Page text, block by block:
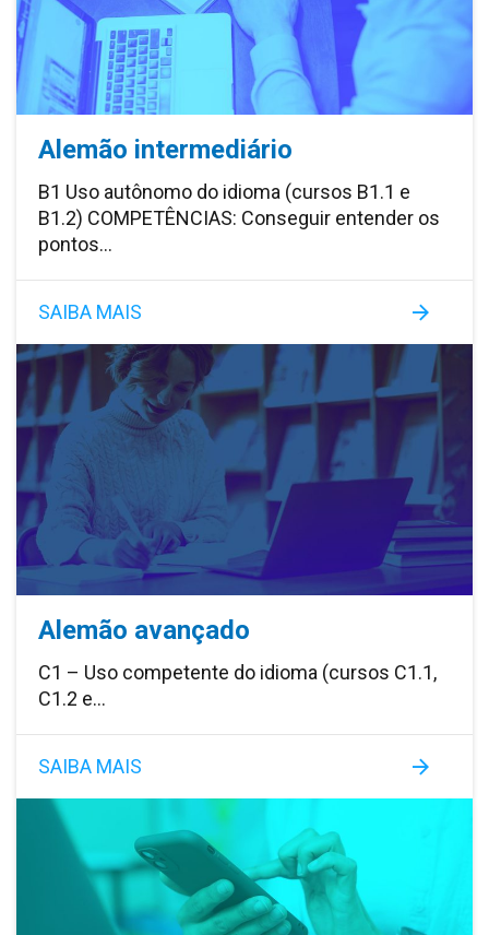
Alemão intermediário
B1 Uso autônomo do idioma (cursos B1.1 e
B1.2) COMPETÊNCIAS: Conseguir entender os
pontos…
SAIBA MAIS
Alemão avançado
C1 – Uso competente do idioma (cursos C1.1,
C1.2 e…
SAIBA MAIS